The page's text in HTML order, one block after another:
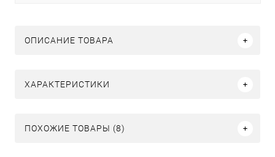
ОПИСАНИЕ ТОВАРА
ХАРАКТЕРИСТИКИ
ПОХОЖИЕ ТОВАРЫ (8)